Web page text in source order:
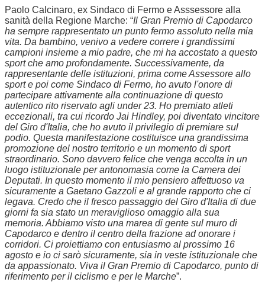
Paolo Calcinaro, ex Sindaco di Fermo e Asssessore alla
sanità della Regione Marche: “Il Gran Premio di Capodarco
ha sempre rappresentato un punto fermo assoluto nella mia
vita. Da bambino, venivo a vedere correre i grandissimi
campioni insieme a mio padre, che mi ha accostato a questo
sport che amo profondamente. Successivamente, da
rappresentante delle istituzioni, prima come Assessore allo
sport e poi come Sindaco di Fermo, ho avuto l'onore di
partecipare attivamente alla continuazione di questo
autentico rito riservato agli under 23. Ho premiato atleti
eccezionali, tra cui ricordo Jai Hindley, poi diventato vincitore
del Giro d'Italia, che ho avuto il privilegio di premiare sul
podio. Questa manifestazione costituisce una grandissima
promozione del nostro territorio e un momento di sport
straordinario. Sono davvero felice che venga accolta in un
luogo istituzionale per antonomasia come la Camera dei
Deputati. In questo momento il mio pensiero affettuoso va
sicuramente a Gaetano Gazzoli e al grande rapporto che ci
legava. Credo che il fresco passaggio del Giro d'Italia di due
giorni fa sia stato un meraviglioso omaggio alla sua
memoria. Abbiamo visto una marea di gente sul muro di
Capodarco e dentro il centro della frazione ad onorare i
corridori. Ci proiettiamo con entusiasmo al prossimo 16
agosto e io ci sarò sicuramente, sia in veste istituzionale che
da appassionato. Viva il Gran Premio di Capodarco, punto di
riferimento per il ciclismo e per le Marche”.